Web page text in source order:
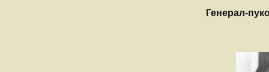
Обарање
Генерал-